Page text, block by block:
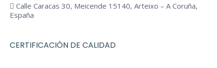
Calle Caracas 30, Meicende 15140, Arteixo – A Coruña,
España
CERTIFICACIÓN DE CALIDAD